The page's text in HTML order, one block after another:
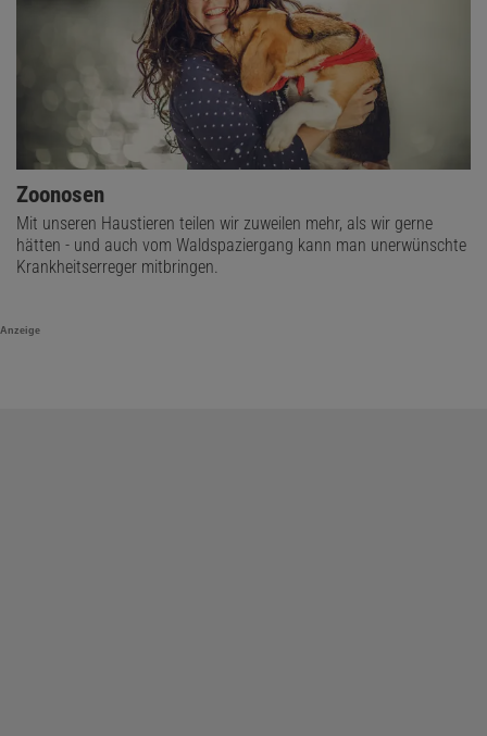
Zoonosen
Mit unseren Haustieren teilen wir zuweilen mehr, als wir gerne
hätten - und auch vom Waldspaziergang kann man unerwünschte
Krankheitserreger mitbringen.
Anzeige